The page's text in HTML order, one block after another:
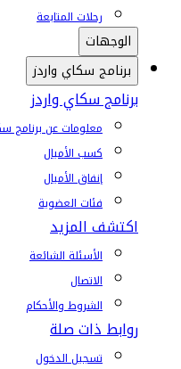
رحلات المتابعة
الوجهات
برنامج سكاي واردز
برنامج سكاي واردز
معلومات عن برنامج
كسب الأميال
إنفاق الأميال
فئات العضوية
اكتشف المزيد
الأسئلة الشائعة
الاتصال
الشروط والأحكام
روابط ذات صلة
تسجيل الدخول